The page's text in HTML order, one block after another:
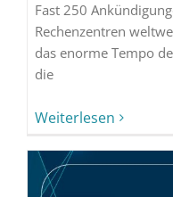
Fast 250
Rechenzentren
das enorme Tempo
die
Weiterlesen